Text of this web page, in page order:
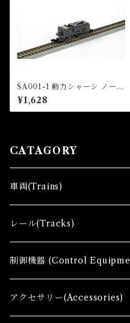
SA001-1 動力シャーシ ノーマ
ルタイプ (Z SHORTY Powe
r Chassis (Normal Type))
¥1,628
CATAGORY
車両(Trains)
Ｚゲージ車両(Ｔ) Zgauge
Ｚゲージスターターセット
Zゲージファーストセット
レール(Tracks)
レール(R)Tracks
レールセット(R) Track Sets
制御機器 (Control
制御機器（Ｃ＆ＲＣ）
アクセサリー(Accessories)